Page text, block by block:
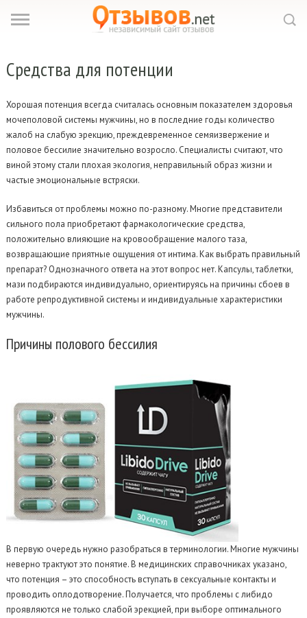
Средства для потенции
Хорошая потенция всегда считалась основным показателем здоровья
мочеполовой системы мужчины, но в последние годы количество
жалоб на слабую эрекцию, преждевременное семяизвержение и
половое бессилие значительно возросло. Специалисты считают, что
виной этому стали плохая экология, неправильный образ жизни и
частые эмоциональные встряски.
Избавиться от проблемы можно по-разному. Многие представители
сильного пола приобретают фармакологические средства,
положительно влияющие на кровообращение малого таза,
возвращающие приятные ощущения от интима. Как выбрать правильный
препарат? Однозначного ответа на этот вопрос нет. Капсулы, таблетки,
мази подбираются индивидуально, ориентируясь на причины сбоев в
работе репродуктивной системы и индивидуальные характеристики
мужчины.
Причины полового бессилия
В первую очередь нужно разобраться в терминологии. Многие мужчины
неверно трактуют это понятие. В медицинских справочниках указано,
что потенция – это способность вступать в сексуальные контакты и
проводить оплодотворение. Получается, что проблемы с либидо
проявляются не только слабой эрекцией, при выборе оптимального